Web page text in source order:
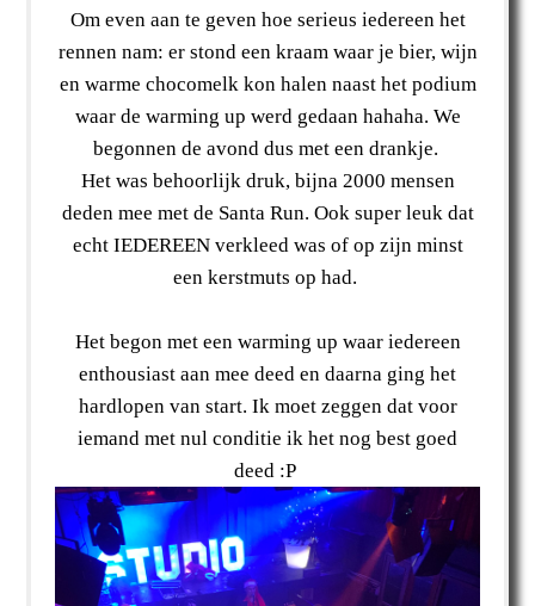
Om even aan te geven hoe serieus iedereen het
rennen nam: er stond een kraam waar je bier, wijn
en warme chocomelk kon halen naast het podium
waar de warming up werd gedaan hahaha. We
begonnen de avond dus met een drankje.
Het was behoorlijk druk, bijna 2000 mensen
deden mee met de Santa Run. Ook super leuk dat
echt IEDEREEN verkleed was of op zijn minst
een kerstmuts op had.
Het begon met een warming up waar iedereen
enthousiast aan mee deed en daarna ging het
hardlopen van start. Ik moet zeggen dat voor
iemand met nul conditie ik het nog best goed
deed :P